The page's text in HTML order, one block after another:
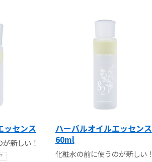
ッセンス
新しい！
ハーバルオイルエッセンス
60ml
化粧水の前に使うのが新しい！